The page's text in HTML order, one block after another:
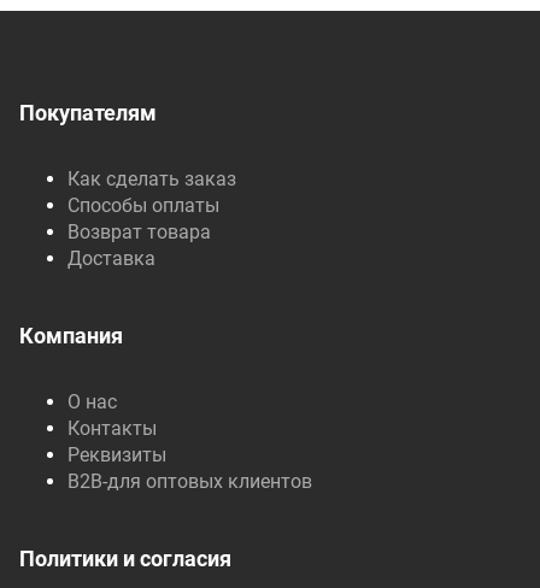
Покупателям
Как сделать заказ
Способы оплаты
Возврат товара
Доставка
Компания
О нас
Контакты
Реквизиты
B2B-для оптовых клиентов
Политики и согласия